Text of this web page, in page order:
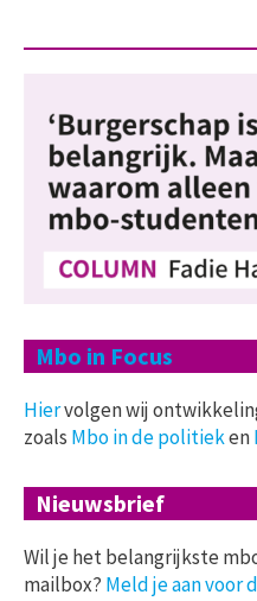
Mbo in Focus
Hiervolgen wij
zoals Mbo in de politieken
Nieuwsbrief
Wil je het belangrijkste
mailbox? Meld je aan voor